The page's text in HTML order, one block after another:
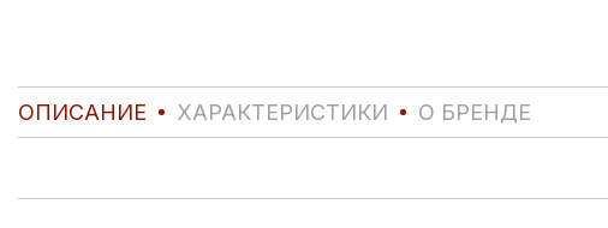
ОПИСАНИЕ ХАРАКТЕРИСТИКИ О БРЕНДЕ